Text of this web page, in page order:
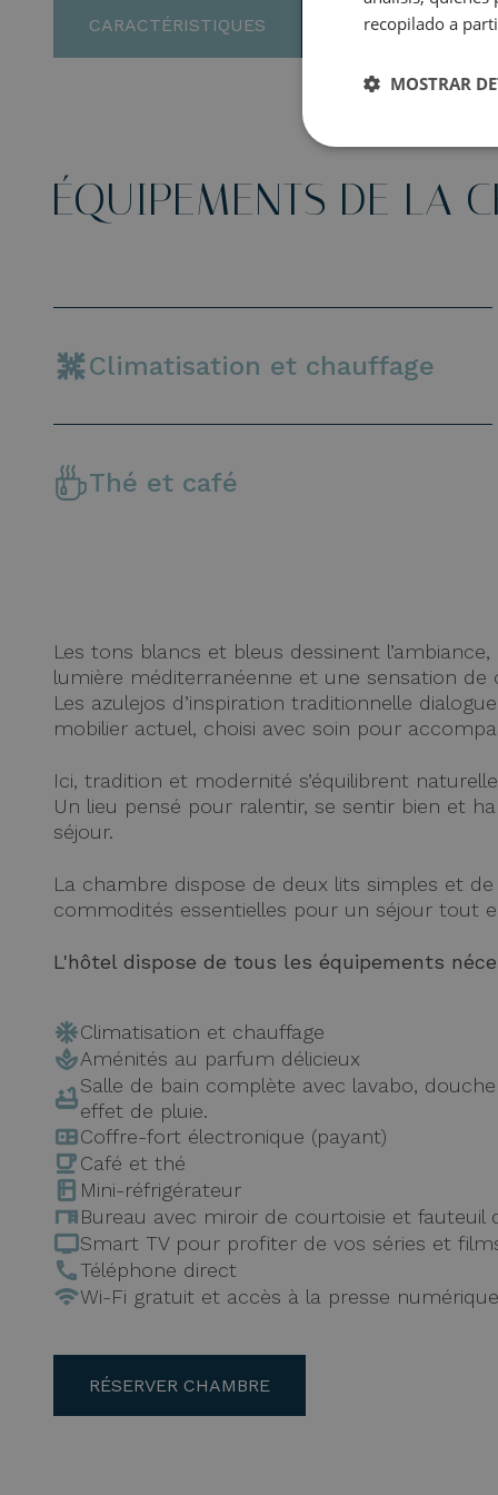
CARACTÉRISTIQUES GALERIE
ÉQUIPEMENTS DE LA
Climatisation et chauffage
Thé et café
Les tons blancs et bleus dessinent
lumière méditerranéenne et une sensation de
Les azulejos d’inspiration traditionnelle
mobilier actuel, choisi avec soin pour
Ici, tradition et modernité s’équilibrent
Un lieu pensé pour ralentir, se sentir bien et
séjour.
La chambre dispose de deux lits simples et
commodités essentielles pour un séjour tout
L'hôtel dispose de tous les équipements
Climatisation et chauffage
Aménités au parfum délicieux
Salle de bain complète avec lavabo,
effet de pluie.
Coffre-fort électronique (payant)
Café et thé
Mini-réfrigérateur
Bureau avec miroir de courtoisie et fauteuil
Smart TV pour profiter de vos séries et
Téléphone direct
Wi-Fi gratuit et accès à la presse numérique
RÉSERVER CHAMBRE
recopilado a
MOSTRAR